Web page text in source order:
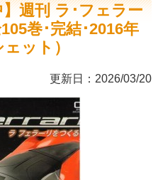
週刊 ラ･フェラー
巻･完結･2016年
ット）
更新日：2026/03/20